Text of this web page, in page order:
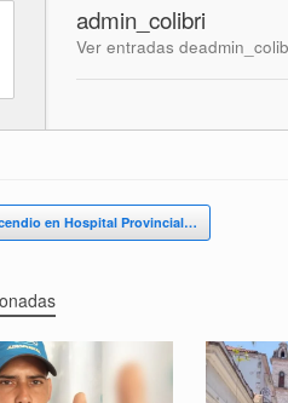
admin_colibri
Ver entradas
en Hospital Provincial…